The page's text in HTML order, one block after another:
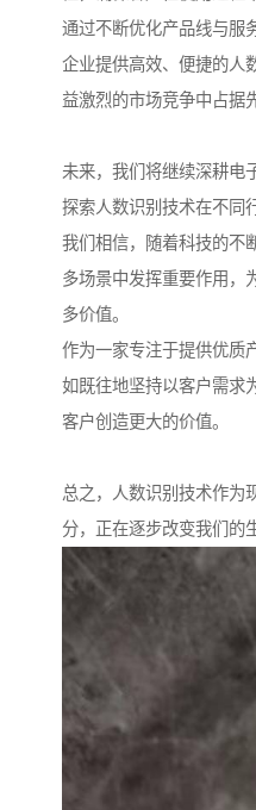
通过不断优化产品线与服
企业提供高效、便捷的人
益激烈的市场竞争中占据
未来，我们将继续深耕电
探索人数识别技术在不同
我们相信，随着科技的不
多场景中发挥重要作用，
多价值。
作为一家专注于提供优质
如既往地坚持以客户需求
客户创造更大的价值。
总之，人数识别技术作为
分，正在逐步改变我们的